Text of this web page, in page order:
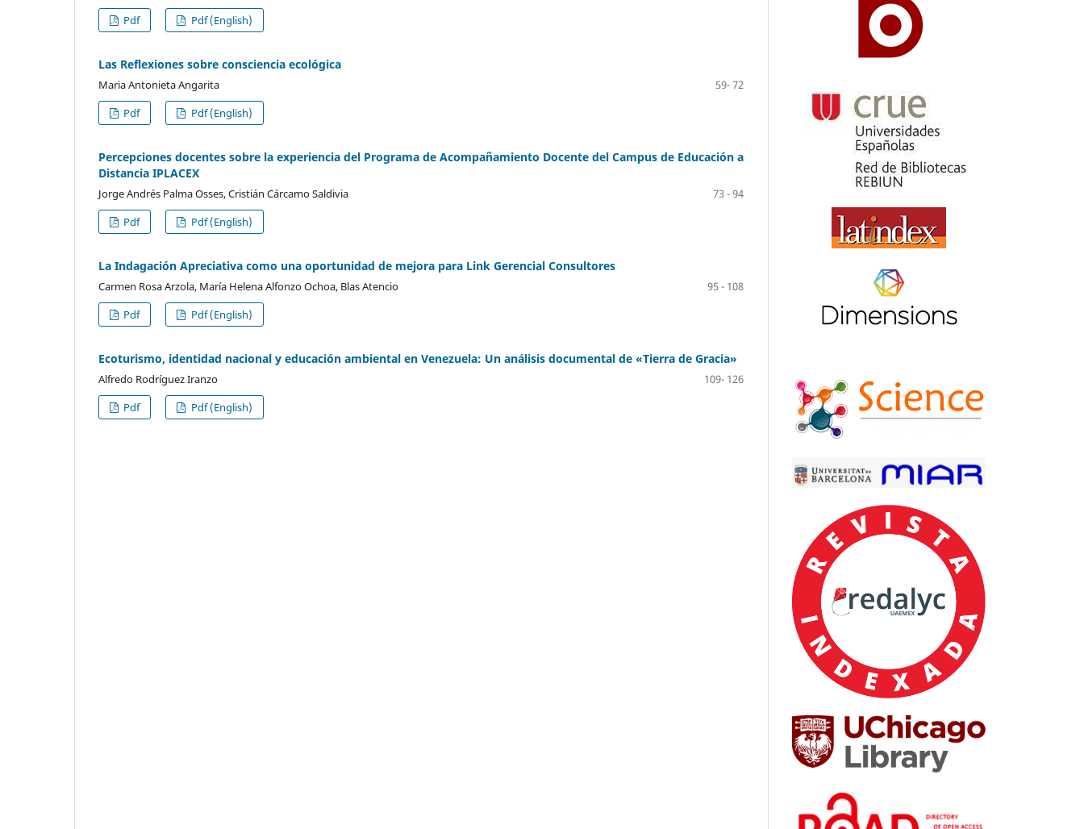
Pdf
Pdf (English)
Las Reflexiones sobre consciencia ecológica
Maria Antonieta Angarita
59- 72
Pdf
Pdf (English)
Percepciones docentes sobre la experiencia del Programa de Acompañamiento Docente del Campus de Educación a
Distancia IPLACEX
Jorge Andrés Palma Osses, Cristián Cárcamo Saldivia
73 - 94
Pdf
Pdf (English)
La Indagación Apreciativa como una oportunidad de mejora para Link Gerencial Consultores
Carmen Rosa Arzola, María Helena Alfonzo Ochoa, Blas Atencio
95 - 108
Pdf
Pdf (English)
Ecoturismo, identidad nacional y educación ambiental en Venezuela: Un análisis documental de «Tierra de Gracia»
Alfredo Rodríguez Iranzo
109- 126
Pdf
Pdf (English)